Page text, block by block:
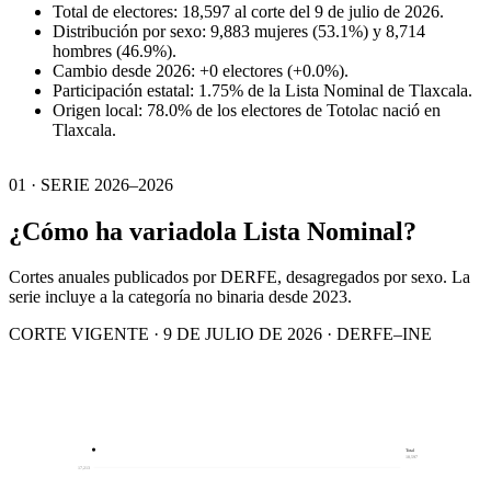
Total de electores: 18,597 al corte del 9 de julio de 2026.
Distribución por sexo: 9,883 mujeres (53.1%) y 8,714
hombres (46.9%).
Cambio desde 2026: +0 electores (+0.0%).
Participación estatal: 1.75% de la Lista Nominal de Tlaxcala.
Origen local: 78.0% de los electores de Totolac nació en
Tlaxcala.
01 · SERIE 2026–2026
¿Cómo ha variadola Lista Nominal?
Cortes anuales publicados por DERFE, desagregados por sexo. La
serie incluye a la categoría no binaria desde 2023.
CORTE VIGENTE · 9 DE JULIO DE 2026 · DERFE–INE
17,213
Total
18,597